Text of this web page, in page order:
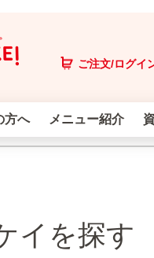
ご注文/ログイ
方へ メニュー紹介
イを探す